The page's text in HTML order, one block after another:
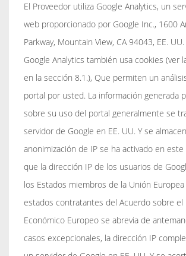
El Proveedor utiliza Google Analytics, un
web proporcionado por Google Inc., 1600
Parkway, Mountain View, CA 94043, EE.
Google Analytics también usa cookies (ver
en la sección 8.1.), Que permiten un
portal por usted. La información generada
sobre su uso del portal generalmente se
servidor de Google en EE. UU. Y se
anonimización de IP se ha activado en
que la dirección IP de los usuarios de
los Estados miembros de la Unión
estados contratantes del Acuerdo sobre el
Económico Europeo se abrevia de
casos excepcionales, la dirección IP